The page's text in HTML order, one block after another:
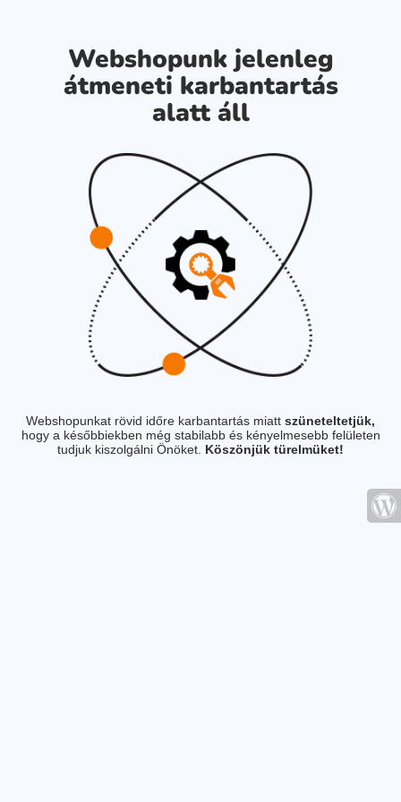
Webshopunk jelenleg
átmeneti karbantartás
alatt áll
Webshopunkat rövid időre karbantartás miatt szüneteltetjük,
hogy a későbbiekben még stabilabb és kényelmesebb felületen
tudjuk kiszolgálni Önöket. Köszönjük türelmüket!